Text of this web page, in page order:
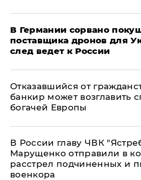
​В Германии сорвано
поставщика дронов для
след ведет к России
Отказавшийся от
банкир может возглавить
богачей Европы
В России главу ЧВК
Марущенко отправили в
расстрел подчиненных и
военкора